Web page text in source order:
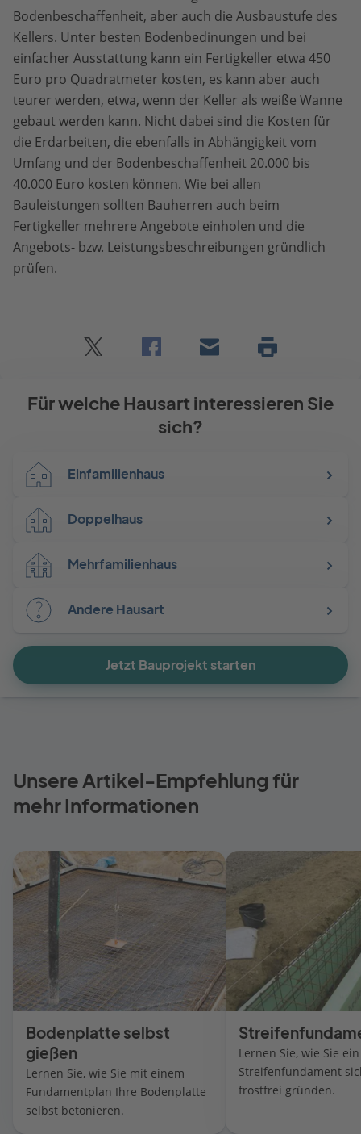
Bodenbeschaffenheit, aber auch die Ausbaustufe des
Kellers. Unter besten Bodenbedinungen und bei
einfacher Ausstattung kann ein Fertigkeller etwa 450
Euro pro Quadratmeter kosten, es kann aber auch
teurer werden, etwa, wenn der Keller als weiße Wanne
gebaut werden kann. Nicht dabei sind die Kosten für
die Erdarbeiten, die ebenfalls in Abhängigkeit vom
Umfang und der Bodenbeschaffenheit 20.000 bis
40.000 Euro kosten können. Wie bei allen
Bauleistungen sollten Bauherren auch beim
Fertigkeller mehrere Angebote einholen und die
Angebots- bzw. Leistungsbeschreibungen gründlich
prüfen.
Für welche Hausart interessieren Sie
sich?
Einfamilienhaus
Doppelhaus
Mehrfamilienhaus
Andere Hausart
Jetzt Bauprojekt starten
Unsere Artikel-Empfehlung für
mehr Informationen
Bodenplatte selbst
gießen
Lernen Sie, wie Sie mit einem
Fundamentplan Ihre Bodenplatte
selbst betonieren.
Lernen Sie, wie Sie ein
Streifenfundament
frostfrei gründen.